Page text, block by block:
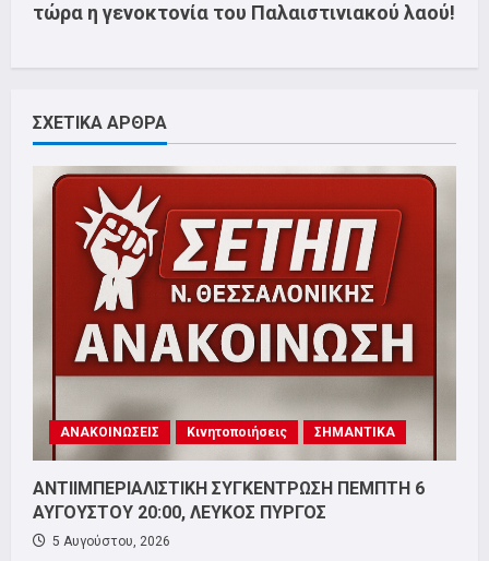
τώρα η γενοκτονία του Παλαιστινιακού λαού!
ΣΧΕΤΙΚΑ ΑΡΘΡΑ
ΑΝΑΚΟΙΝΩΣΕΙΣ Κινητοποιήσεις ΣΗΜΑΝΤΙΚΑ
ΑΝΤΙΙΜΠΕΡΙΑΛΙΣΤΙΚΗ ΣΥΓΚΕΝΤΡΩΣΗ ΠΕΜΠΤΗ 6
ΑΥΓΟΥΣΤΟΥ 20:00, ΛΕΥΚΟΣ ΠΥΡΓΟΣ
5 Αυγούστου, 2026